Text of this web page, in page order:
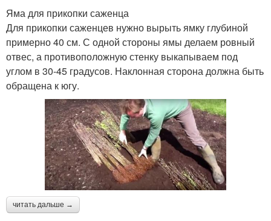
Яма для прикопки саженца
Для прикопки саженцев нужно вырыть ямку глубиной
примерно 40 см. С одной стороны ямы делаем ровный
отвес, а противоположную стенку выкапываем под
углом в 30-45 градусов. Наклонная сторона должна быть
обращена к югу.
читать дальше →